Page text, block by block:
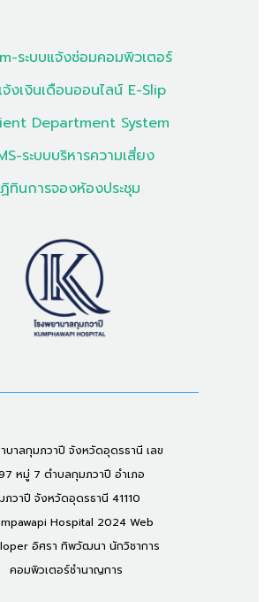
ระบบแจ้งซ่อมคอมพิวเตอร์
จ้งเงินเดือนออนไลน์ E-Slip
Department System
ระบบบริหารความเสี่ยง
ทินการจองห้องประชุม
บาลกุมภวาปี จังหวัดอุดรธานี เลข
หมู่ 7 ตำบลกุมภวาปี อำเภอ
ภวาปี จังหวัดอุดรธานี 41110
Hospital 2024 Web
อิศรา ทิพวัฒนา นักวิชาการ
คอมพิวเตอร์ชำนาญการ